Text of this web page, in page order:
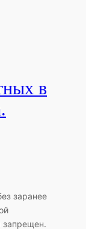
в
заранее
запрещен.